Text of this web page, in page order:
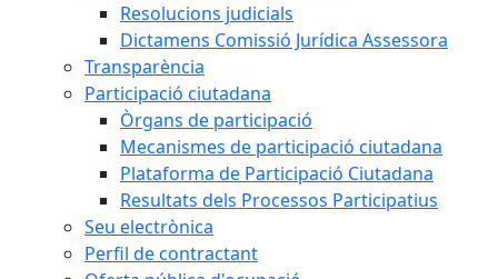
Resolucions judicials
Dictamens Comissió Jurídica Assessora
Transparència
Participació ciutadana
Òrgans de participació
Mecanismes de participació ciutadana
Plataforma de Participació Ciutadana
Resultats dels Processos Participatius
Seu electrònica
Perfil de contractant